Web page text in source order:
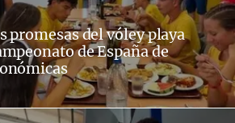
promesas del vóley playa
de España de